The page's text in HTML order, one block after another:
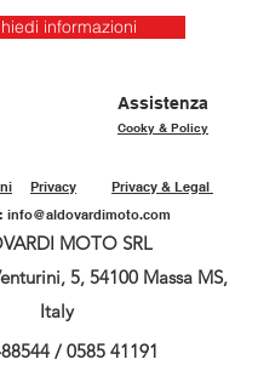
informazioni
Assistenza
Cooky & Policy
Privacy & Legal
Privacy
info@aldovardimoto.com
MOTO SRL
5, 54100 Massa MS,
Italy
/ 0585 41191